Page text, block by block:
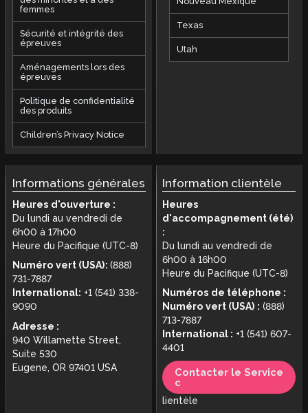
femmes
Sécurité et intégrité des
épreuves
Aménagements lors des
épreuves
Politique de confidentialité
des produits
Children’s Privacy Notice
Texas
Utah
Informations générales
Heures d'ouverture :
Du lundi au vendredi de
6h00 à 17h00
Heure du Pacifique (UTC-8)
Numéro vert (USA): (888)
731-7887
International: +1 (541) 338-
9090
Adresse :
940 Willamette Street,
Suite 530
Eugene, OR 97401 USA
Information clientèle
Heures
d'accompagnement (été)
:
Du lundi au vendredi de
6h00 à 16h00
Heure du Pacifique (UTC-8)
Numéros de téléphone :
Numéro vert (USA) : (888)
713-7887
International : +1 (541) 607-
4401
Contacter le Service
c
lientèle